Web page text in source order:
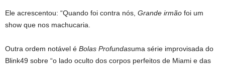
Ele acrescentou: “Quando foi contra nós, Grande irmão foi um
show que nos machucaria.
Outra ordem notável é Bolas Profundasuma série improvisada do
Blink49 sobre “o lado oculto dos corpos perfeitos de Miami e das